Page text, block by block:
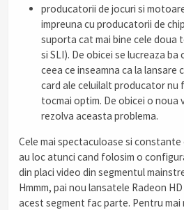
producatorii de jocuri si
impreuna cu producatorii de
suporta cat mai bine cele doua
si SLI). De obicei se lucreaza ba
ceea ce inseamna ca la lansare
card ale celuilalt producator nu
tocmai optim. De obicei o noua
rezolva aceasta problema.
Cele mai spectaculoase si
au loc atunci cand folosim o
din placi video din segmentul
Hmmm, pai nou lansatele Radeon
acest segment fac parte. Pentru